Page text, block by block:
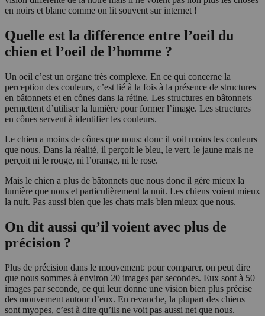
en noirs et blanc comme on lit souvent sur internet !
Quelle est la différence entre l’oeil du
chien et l’oeil de l’homme ?
Un oeil c’est un organe très complexe. En ce qui concerne la
perception des couleurs, c’est lié à la fois à la présence de structures
en bâtonnets et en cônes dans la rétine. Les structures en bâtonnets
permettent d’utiliser la lumière pour former l’image. Les structures
en cônes servent à identifier les couleurs.
Le chien a moins de cônes que nous: donc il voit moins les couleurs
que nous. Dans la réalité, il perçoit le bleu, le vert, le jaune mais ne
perçoit ni le rouge, ni l’orange, ni le rose.
Mais le chien a plus de bâtonnets que nous donc il gère mieux la
lumière que nous et particulièrement la nuit. Les chiens voient mieux
la nuit. Pas aussi bien que les chats mais bien mieux que nous.
On dit aussi qu’il voient avec plus de
précision ?
Plus de précision dans le mouvement: pour comparer, on peut dire
que nous sommes à environ 20 images par secondes. Eux sont à 50
images par seconde, ce qui leur donne une vision bien plus précise
des mouvement autour d’eux. En revanche, la plupart des chiens
sont myopes, c’est à dire qu’ils ne voit pas aussi net que nous.